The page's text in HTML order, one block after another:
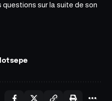
sur la suite de son